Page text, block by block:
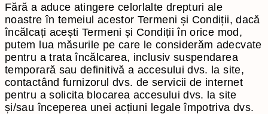
Fără a aduce atingere celorlalte drepturi ale
noastre în temeiul acestor Termeni și Condiții, dacă
încălcați acești Termeni și Condiții în orice mod,
putem lua măsurile pe care le considerăm adecvate
pentru a trata încălcarea, inclusiv suspendarea
temporară sau definitivă a accesului dvs. la site,
contactând furnizorul dvs. de servicii de internet
pentru a solicita blocarea accesului dvs. la site
și/sau începerea unei acțiuni legale împotriva dvs.